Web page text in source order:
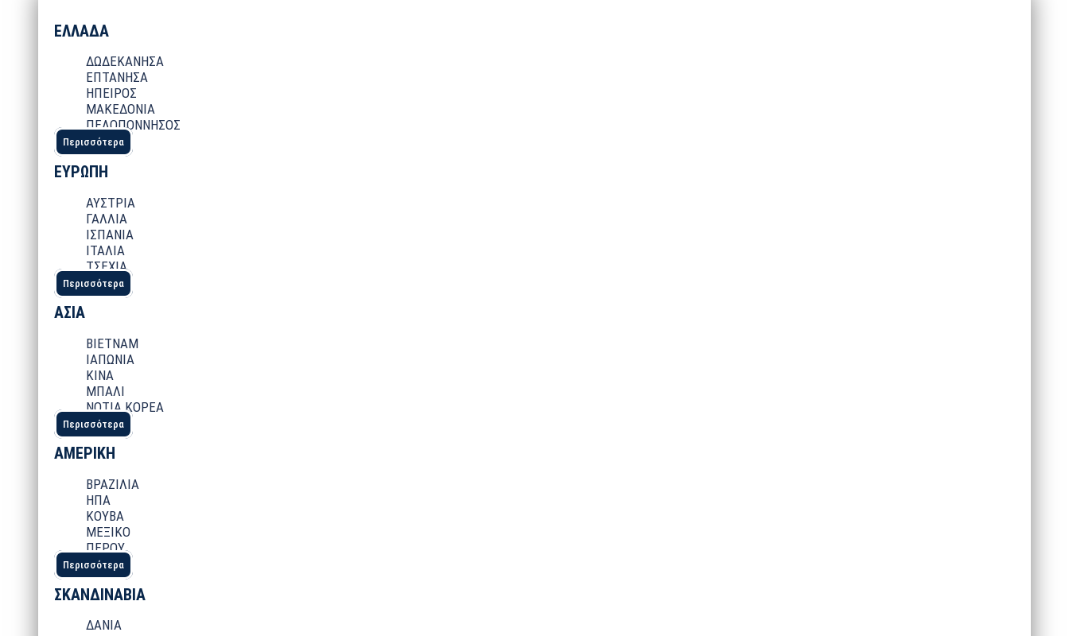
ΕΛΛΑΔΑ
ΔΩΔΕΚΑΝΗΣΑ
ΕΠΤΑΝΗΣΑ
ΗΠΕΙΡΟΣ
ΜΑΚΕΔΟΝΙΑ
ΠΕΛΟΠΟΝΝΗΣΟΣ
Περισσότερα
ΕΥΡΩΠΗ
ΑΥΣΤΡΙΑ
ΓΑΛΛΙΑ
ΙΣΠΑΝΙΑ
ΙΤΑΛΙΑ
ΤΣΕΧΙΑ
Περισσότερα
ΑΣΙΑ
ΒΙΕΤΝΑΜ
ΙΑΠΩΝΙΑ
ΚΙΝΑ
ΜΠΑΛΙ
ΝΟΤΙΑ ΚΟΡΕΑ
Περισσότερα
ΑΜΕΡΙΚΗ
ΒΡΑΖΙΛΙΑ
ΗΠΑ
ΚΟΥΒΑ
ΜΕΞΙΚΟ
ΠΕΡΟΥ
Περισσότερα
ΣΚΑΝΔΙΝΑΒΙΑ
ΔΑΝΙΑ